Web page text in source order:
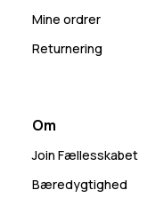
Mine ordrer
Returnering
Om
Join Fællesskabet
Bæredygtighed